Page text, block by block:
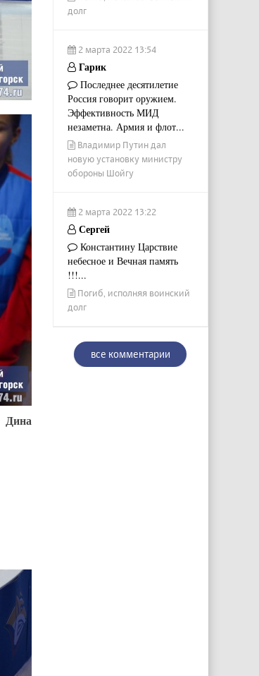
Дина
долг
2 марта 2022 13:54
Гарик
Последнее десятилетие
Россия говорит оружием.
Эффективность МИД
незаметна. Армия и флот...
Владимир Путин дал
новую установку министру
обороны Шойгу
2 марта 2022 13:22
Сергей
Константину Царствие
небесное и Вечная память
!!!...
Погиб, исполняя воинский
долг
все комментарии